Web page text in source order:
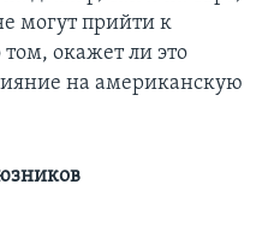
могут прийти к
окажет ли это
на американскую